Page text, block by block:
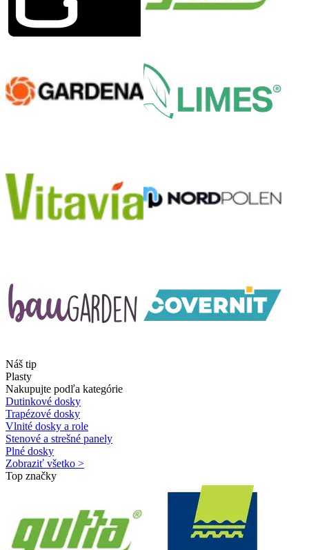
Náš tip
Plasty
Nakupujte podľa kategórie
Dutinkové dosky
Trapézové dosky
Vlnité dosky a role
Stenové a strešné panely
Plné dosky
Zobraziť všetko >
Top značky